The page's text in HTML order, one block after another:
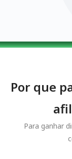
Por que
Para ganhar